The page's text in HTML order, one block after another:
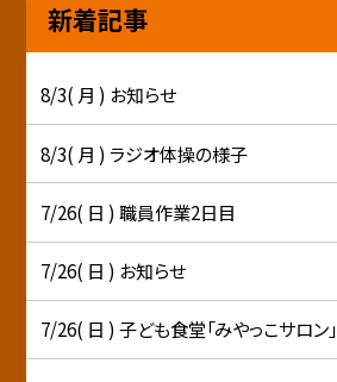
新着記事
8/3( 月 ) お知らせ
8/3( 月 ) ラジオ体操の様子
7/26( 日 ) 職員作業2日目
7/26( 日 ) お知らせ
7/26( 日 ) 子ども食堂「みやっこサロン」